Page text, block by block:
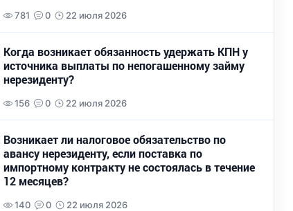
781 0 22 июля 2026
Когда возникает обязанность удержать КПН у
источника выплаты по непогашенному займу
нерезиденту?
156 0 22 июля 2026
Возникает ли налоговое обязательство по
авансу нерезиденту, если поставка по
импортному контракту не состоялась в течение
12 месяцев?
140 0 22 июля 2026